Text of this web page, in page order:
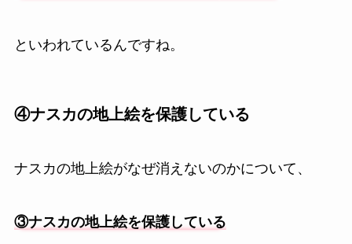
といわれているんですね。
④ナスカの地上絵を保護している
ナスカの地上絵がなぜ消えないのかについて、
③ナスカの地上絵を保護している